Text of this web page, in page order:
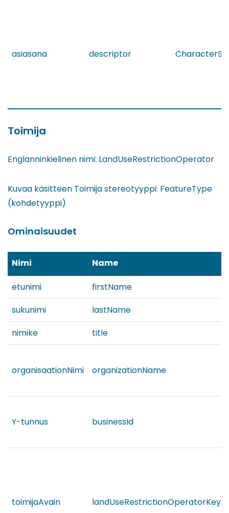
asiasana descriptor
Toimija
Englanninkielinen nimi: LandUseRestrictionOperator
Kuvaa käsitteen Toimija stereotyyppi: FeatureType
(kohdetyyppi)
Ominaisuudet
Nimi Name
etunimi
firstName
sukunimi
lastName
nimike
title
organisaationNimi organizationName
Y-tunnus businessId
toimijaAvain landUseRestrictionOperatorKey